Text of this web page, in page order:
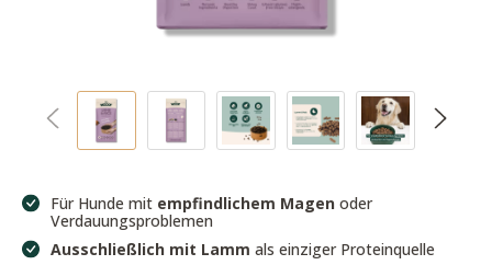
Für Hunde mit empfindlichem Magen oder
Verdauungsproblemen
Ausschließlich mit Lamm als einziger Proteinquelle